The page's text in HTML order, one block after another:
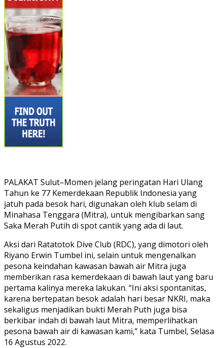
PALAKAT Sulut–Momen jelang peringatan Hari Ulang
Tahun ke 77 Kemerdekaan Republik Indonesia yang
jatuh pada besok hari, digunakan oleh klub selam di
Minahasa Tenggara (Mitra), untuk mengibarkan sang
Saka Merah Putih di spot cantik yang ada di laut.
Aksi dari Ratatotok Dive Club (RDC), yang dimotori oleh
Riyano Erwin Tumbel ini, selain untuk mengenalkan
pesona keindahan kawasan bawah air Mitra juga
memberikan rasa kemerdekaan di bawah laut yang baru
pertama kalinya mereka lakukan. “Ini aksi spontanitas,
karena bertepatan besok adalah hari besar NKRI, maka
sekaligus menjadikan bukti Merah Puth juga bisa
berkibar indah di bawah laut Mitra, memperlihatkan
pesona bawah air di kawasan kami,” kata Tumbel, Selasa
16 Agustus 2022.